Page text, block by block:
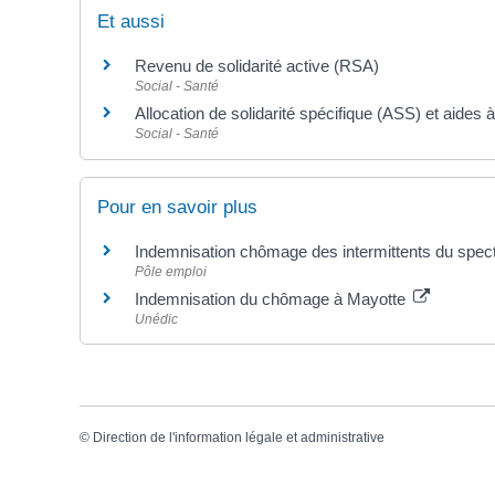
Et aussi
Revenu de solidarité active (RSA)
Social - Santé
Allocation de solidarité spécifique (ASS) et aides
Social - Santé
Pour en savoir plus
Indemnisation chômage des intermittents du
Pôle emploi
Indemnisation du chômage à Mayotte
Unédic
© Direction de l'information légale et administrative